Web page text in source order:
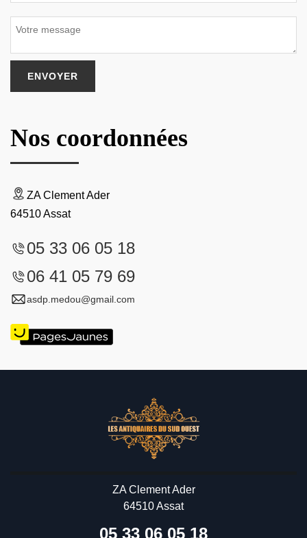
Nos coordonnées
ZA Clement Ader
64510 Assat
05 33 06 05 18
06 41 05 79 69
asdp.medou@gmail.com
ZA Clement Ader
64510 Assat
05 33 06 05 18